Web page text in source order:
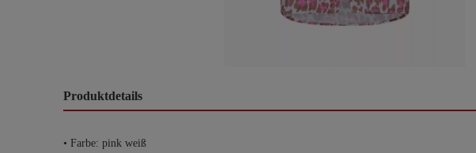
Produktdetails
• Farbe: pink weiß